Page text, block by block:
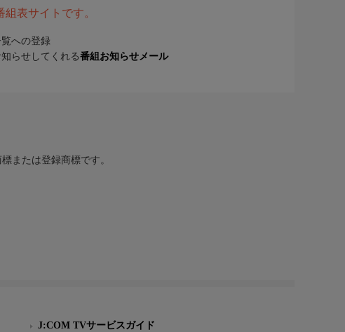
表サイトです。
への登録
らせしてくれる番組お知らせメール
または登録商標です。
J:COM TVサービスガイド